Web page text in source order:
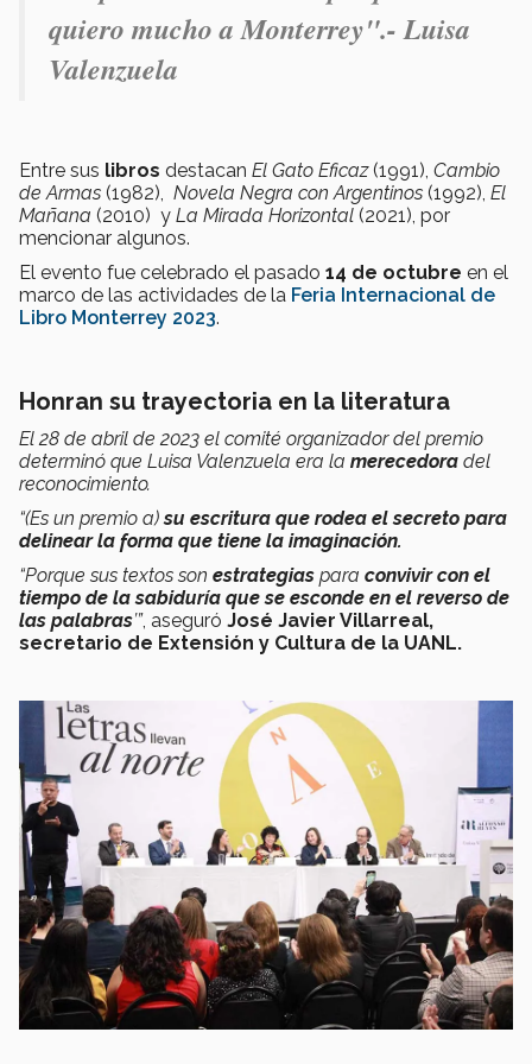
quiero mucho a Monterrey".- Luisa
Valenzuela
Entre sus libros destacan El Gato Eficaz(1991), Cambio
de Armas (1982), Novela Negra con Argentinos (1992), El
Mañana (2010) y La Mirada Horizontal (2021), por
mencionar algunos.
El evento fue celebrado el pasado 14 de octubre en el
marco de las actividades de la Feria Internacional de
Libro Monterrey 2023.
Honran su trayectoria en la literatura
El 28 de abril de 2023 el comité organizador del premio
determinó que Luisa Valenzuela era la merecedora del
reconocimiento.
“(Es un premio a)su escritura que rodea el secreto para
delinear la forma que tiene la imaginación.
“Porque sus textos son estrategias para convivir con el
tiempo de la sabiduría que se esconde en el reverso de
las palabras’”, aseguró José Javier Villarreal,
secretario de Extensión y Cultura de la UANL.